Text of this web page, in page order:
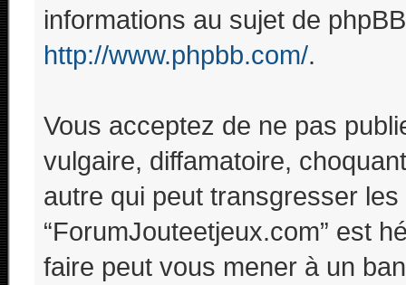
informations au sujet de
http://www.phpbb.com/.
Vous acceptez de ne pas
vulgaire, diffamatoire,
autre qui peut transgresser
“ForumJouteetjeux.com” est
faire peut vous mener à un